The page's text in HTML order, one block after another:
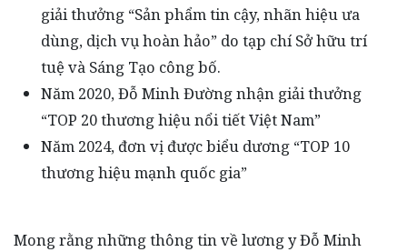
giải thưởng “Sản phẩm tin cậy, nhãn hiệu ưa
dùng, dịch vụ hoàn hảo” do tạp chí Sở hữu trí
tuệ và Sáng Tạo công bố.
Năm 2020, Đỗ Minh Đường nhận giải thưởng
“TOP 20 thương hiệu nổi tiết Việt Nam”
Năm 2024, đơn vị được biểu dương “TOP 10
thương hiệu mạnh quốc gia”
Mong rằng những thông tin về lương y Đỗ Minh